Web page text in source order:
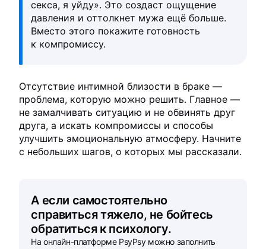
секса, я уйду». Это создаст ощущение
давления и оттолкнет мужа ещё больше.
Вместо этого покажите готовность
к компромиссу.
Отсутствие интимной близости в браке —
проблема, которую можно решить. Главное —
не замалчивать ситуацию и не обвинять друг
друга, а искать компромиссы и способы
улучшить эмоциональную атмосферу. Начните
с небольших шагов, о которых мы рассказали.
А если самостоятельно
справиться тяжело, не бойтесь
обратиться к психологу.
На онлайн-платформе PsyPsy можно заполнить